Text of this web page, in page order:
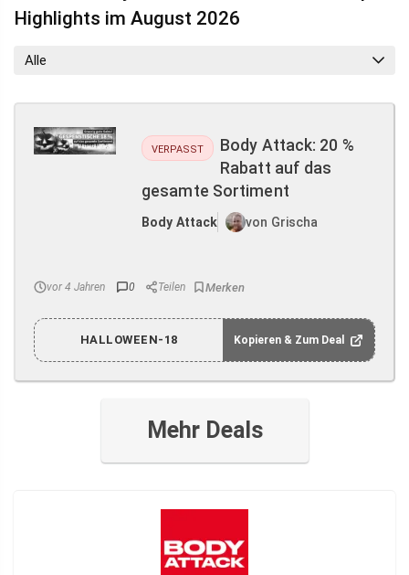
Highlights im August 2026
Alle
VERPASST
Body Attack: 20 %
Rabatt auf das
gesamte Sortiment
Body Attack von Grischa
vor 4 Jahren 0 Teilen
HALLOWEEN-18 Kopieren & Zum Deal
Mehr Deals